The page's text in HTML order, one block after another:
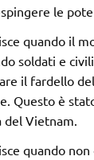
le
quando il
soldati e
il fardello
Questo è
Vietnam.
quando non